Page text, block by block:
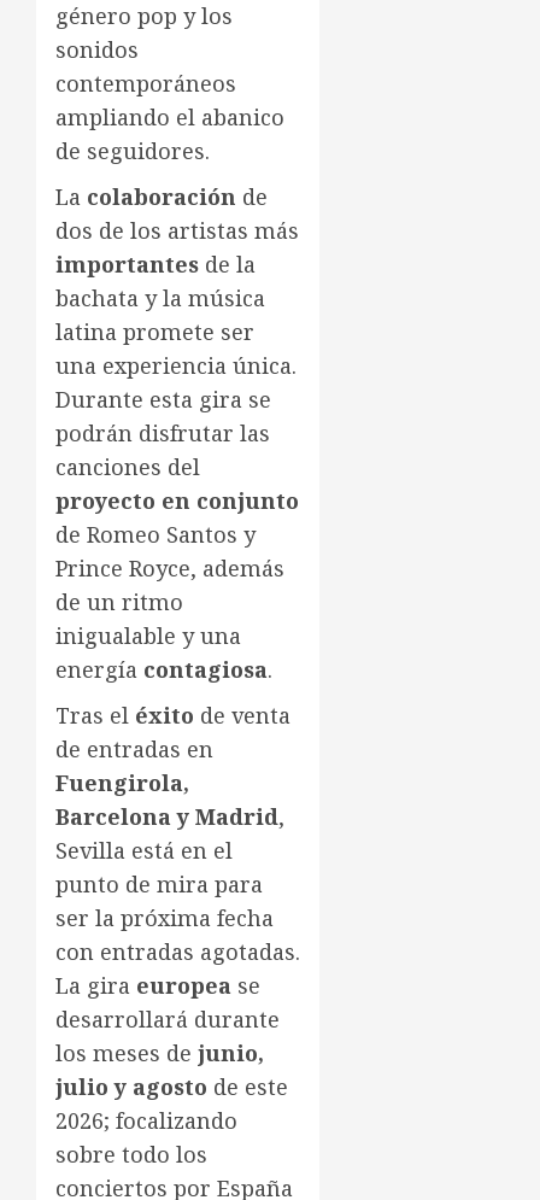
género pop y los
sonidos
contemporáneos
ampliando el abanico
de seguidores.
La colaboración de
dos de los artistas más
importantes de la
bachata y la música
latina promete ser
una experiencia única.
Durante esta gira se
podrán disfrutar las
canciones del
proyecto en conjunto
de Romeo Santos y
Prince Royce, además
de un ritmo
inigualable y una
energía contagiosa.
Tras el éxito de venta
de entradas en
Fuengirola,
Barcelona y Madrid,
Sevilla está en el
punto de mira para
ser la próxima fecha
con entradas agotadas.
La gira europea se
desarrollará durante
los meses de junio,
julio y agosto de este
2026; focalizando
sobre todo los
conciertos por España